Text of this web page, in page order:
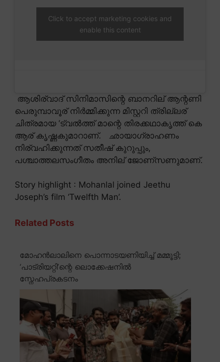
Click to accept marketing cookies and
enable this content
ആശിര്വാദ് സിനിമാസിന്റെ ബാനറില് ആന്റണി
പെരുമ്പാവൂര് നിർമ്മിക്കുന്ന മിസ്റ്ററി ത്രില്ലര്
ചിത്രമായ ‘ട്വൽത്ത് മാന്റെ തിരക്കഥാകൃത്ത് കെ
ആര് കൃഷ്ണകുമാറാണ്. ഛായാഗ്രാഹണം
നിര്വഹിക്കുന്നത് സതീഷ് കുറുപ്പും,
പശ്ചാത്തലസംഗീതം അനില് ജോണ്സണുമാണ്.
Story highlight : Mohanlal joined Jeethu
Joseph’s film ‘Twelfth Man’.
Related Posts
മോഹൻലാലിനെ പൊന്നാടയണിയിച്ച് മമ്മൂട്ടി;
‘പാട്രിയറ്റി’ന്റെ ലൊക്കേഷനിൽ
സ്നേഹപ്രകടനം